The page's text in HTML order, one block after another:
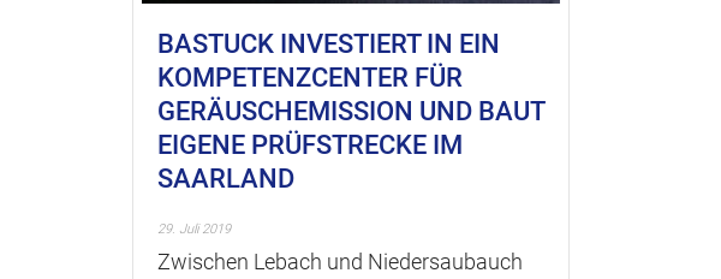
BASTUCK INVESTIERT IN EIN
KOMPETENZCENTER FÜR
GERÄUSCHEMISSION UND BAUT
EIGENE PRÜFSTRECKE IM
SAARLAND
29. Juli 2019
Zwischen Lebach und Niedersaubauch